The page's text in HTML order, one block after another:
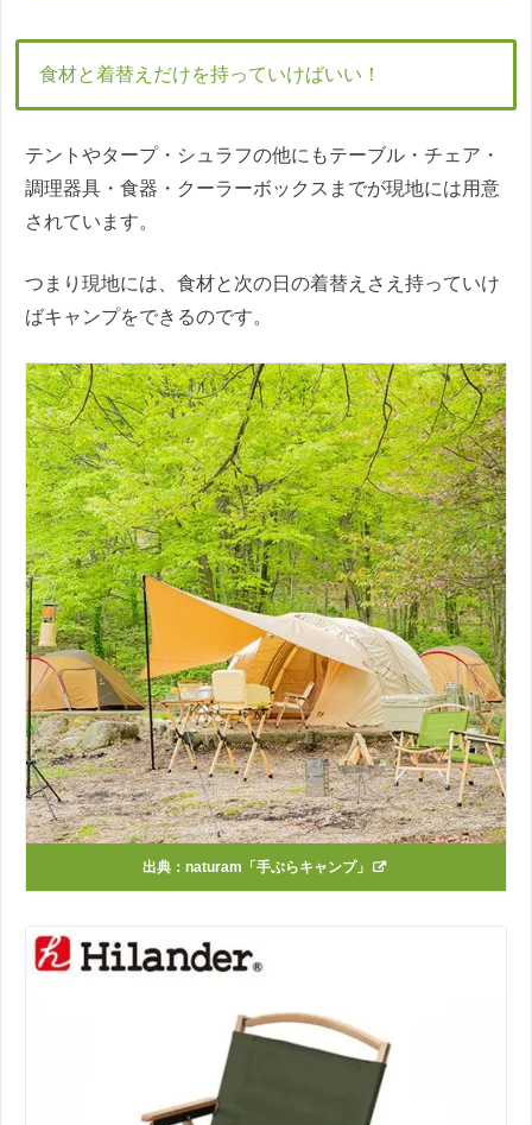
食材と着替えだけを持っていけばいい！
テントやタープ・シュラフの他にもテーブル・チェア・
調理器具・食器・クーラーボックスまでが現地には用意
されています。
つまり現地には、食材と次の日の着替えさえ持っていけ
ばキャンプをできるのです。
出典： naturam「手ぶらキャンプ」